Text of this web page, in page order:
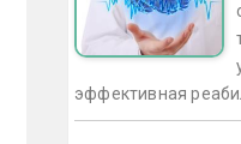
эффективная